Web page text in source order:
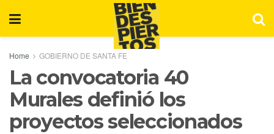
Home GOBIERNO DE SANTA FE
La convocatoria 40
Murales definió los
proyectos seleccionados